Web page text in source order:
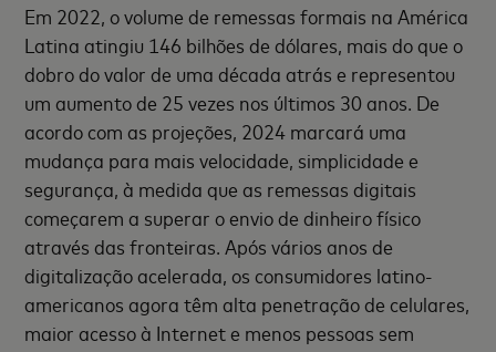
Em 2022, o volume de remessas formais na América
Latina atingiu 146 bilhões de dólares, mais do que o
dobro do valor de uma década atrás e representou
um aumento de 25 vezes nos últimos 30 anos. De
acordo com as projeções, 2024 marcará uma
mudança para mais velocidade, simplicidade e
segurança, à medida que as remessas digitais
começarem a superar o envio de dinheiro físico
através das fronteiras. Após vários anos de
digitalização acelerada, os consumidores latino-
americanos agora têm alta penetração de celulares,
maior acesso à Internet e menos pessoas sem